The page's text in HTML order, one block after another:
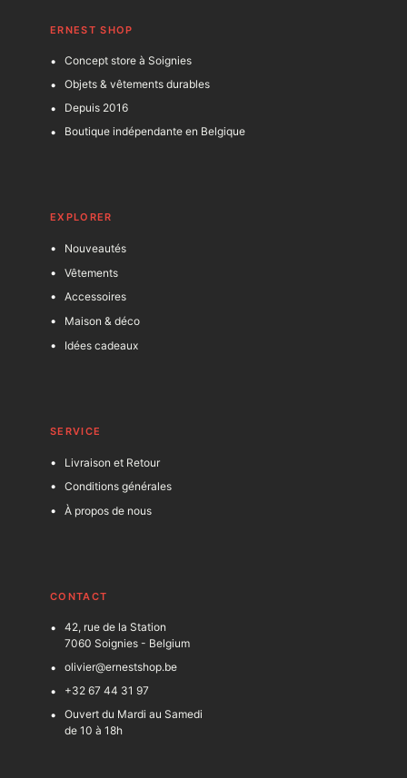
ERNEST SHOP
Concept store à Soignies
Objets & vêtements durables
Depuis 2016
Boutique indépendante en Belgique
EXPLORER
Nouveautés
Vêtements
Accessoires
Maison & déco
Idées cadeaux
SERVICE
Livraison et Retour
Conditions générales
À propos de nous
CONTACT
42, rue de la Station
7060 Soignies - Belgium
olivier@ernestshop.be
+32 67 44 31 97
Ouvert du Mardi au Samedi
de 10 à 18h